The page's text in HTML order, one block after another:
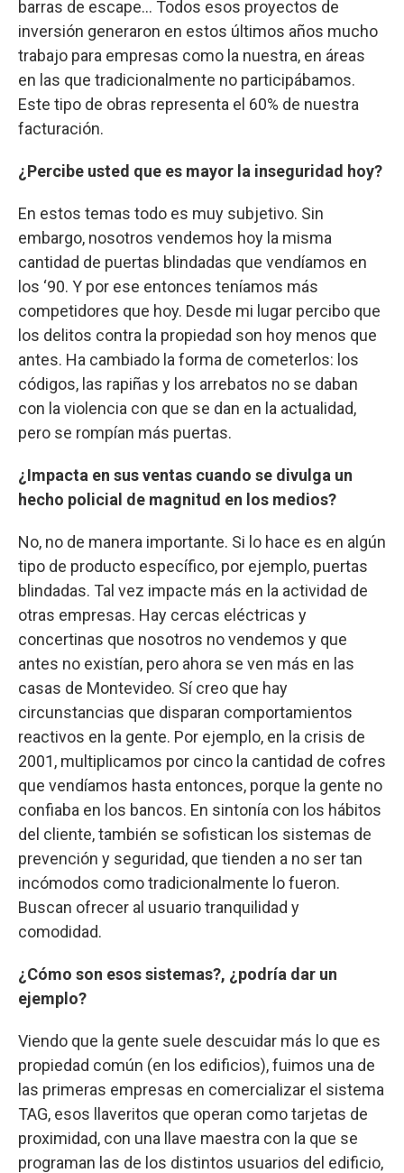
barras de escape... Todos esos proyectos de
inversión generaron en estos últimos años mucho
trabajo para empresas como la nuestra, en áreas
en las que tradicionalmente no participábamos.
Este tipo de obras representa el 60% de nuestra
facturación.
¿Percibe usted que es mayor la inseguridad hoy?
En estos temas todo es muy subjetivo. Sin
embargo, nosotros vendemos hoy la misma
cantidad de puertas blindadas que vendíamos en
los ‘90. Y por ese entonces teníamos más
competidores que hoy. Desde mi lugar percibo que
los delitos contra la propiedad son hoy menos que
antes. Ha cambiado la forma de cometerlos: los
códigos, las rapiñas y los arrebatos no se daban
con la violencia con que se dan en la actualidad,
pero se rompían más puertas.
¿Impacta en sus ventas cuando se divulga un
hecho policial de magnitud en los medios?
No, no de manera importante. Si lo hace es en algún
tipo de producto específico, por ejemplo, puertas
blindadas. Tal vez impacte más en la actividad de
otras empresas. Hay cercas eléctricas y
concertinas que nosotros no vendemos y que
antes no existían, pero ahora se ven más en las
casas de Montevideo. Sí creo que hay
circunstancias que disparan comportamientos
reactivos en la gente. Por ejemplo, en la crisis de
2001, multiplicamos por cinco la cantidad de cofres
que vendíamos hasta entonces, porque la gente no
confiaba en los bancos. En sintonía con los hábitos
del cliente, también se sofistican los sistemas de
prevención y seguridad, que tienden a no ser tan
incómodos como tradicionalmente lo fueron.
Buscan ofrecer al usuario tranquilidad y
comodidad.
¿Cómo son esos sistemas?, ¿podría dar un
ejemplo?
Viendo que la gente suele descuidar más lo que es
propiedad común (en los edificios), fuimos una de
las primeras empresas en comercializar el sistema
TAG, esos llaveritos que operan como tarjetas de
proximidad, con una llave maestra con la que se
programan las de los distintos usuarios del edificio,